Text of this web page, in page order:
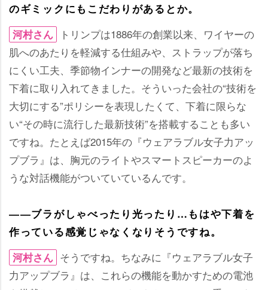
のギミックにもこだわりがあるとか。
河村さん
トリンプは1886年の創業以来、ワイヤーの
肌へのあたりを軽減する仕組みや、ストラップが落ち
にくい工夫、季節物インナーの開発など最新の技術を
下着に取り入れてきました。そういった会社の“技術を
大切にする”ポリシーを表現したくて、下着に限らな
い“その時に流行した最新技術”を搭載することも多い
ですね。たとえば2015年の『ウェアラブル女子力アッ
プブラ』は、胸元のライトやスマートスピーカーのよ
うな対話機能がついていているんです。
――ブラがしゃべったり光ったり…もはや下着を
作っている感覚じゃなくなりそうですね。
河村さん そうですね。ちなみに『ウェアラブル女子
力アップブラ』は、これらの機能を動かすための電池